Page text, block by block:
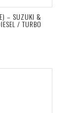
– SUZUKI &
/ TURBO